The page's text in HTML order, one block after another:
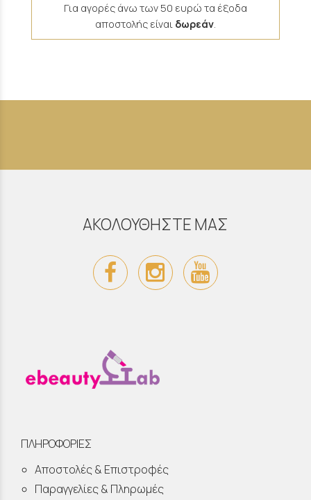
Για αγορές άνω των 50 ευρώ τα έξοδα
αποστολής είναι δωρεάν
ΑΚΟΛΟΥΘΗΣΤΕ ΜΑΣ
ΠΛΗΡΟΦΟΡΙΕΣ
Αποστολές & Επιστροφές
Παραγγελίες & Πληρωμές